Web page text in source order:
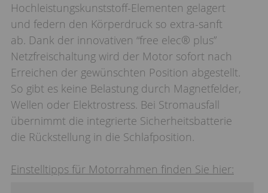
Hochleistungskunststoff-Elementen gelagert
und federn den Körperdruck so extra-sanft
ab. Dank der innovativen “free elec® plus”
Netzfreischaltung wird der Motor sofort nach
Erreichen der gewünschten Position abgestellt.
So gibt es keine Belastung durch Magnetfelder,
Wellen oder Elektrostress. Bei Stromausfall
übernimmt die integrierte Sicherheitsbatterie
die Rückstellung in die Schlafposition.
Einstelltipps für Motorrahmen finden Sie hier: